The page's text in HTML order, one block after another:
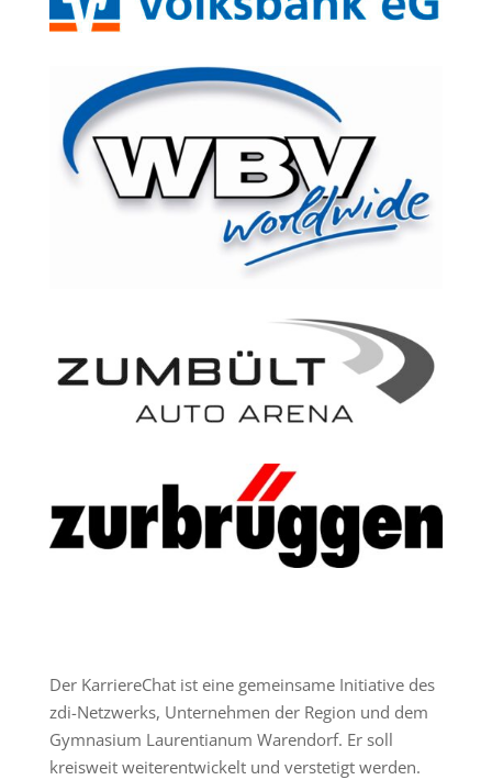
Der KarriereChat ist eine gemeinsame Initiative des
zdi-Netzwerks, Unternehmen der Region und dem
Gymnasium Laurentianum Warendorf. Er soll
kreisweit weiterentwickelt und verstetigt werden.